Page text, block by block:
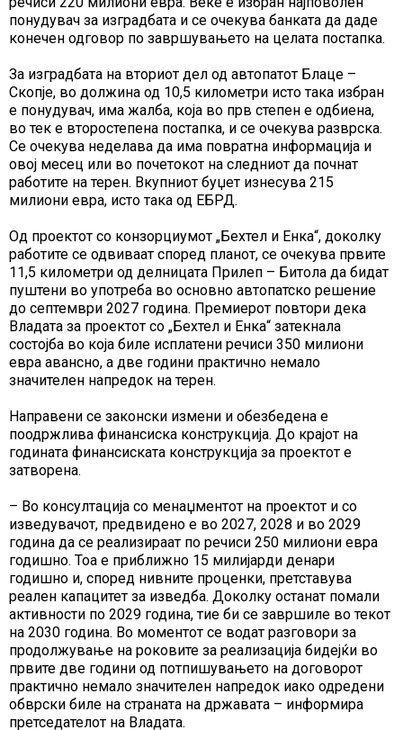
понудувач за изградбата и се очекува банката да даде
конечен одговор по завршувањето на целата постапка.
За изградбата на вториот дел од автопатот Блаце –
Скопје, во должина од 10,5 километри исто така избран
е понудувач, има жалба, која во прв степен е одбиена,
во тек е второстепена постапка, и се очекува разврска.
Се очекува неделава да има повратна информација и
овој месец или во почетокот на следниот да почнат
работите на терен. Вкупниот буџет изнесува 215
милиони евра, исто така од ЕБРД.
Од проектот со конзорциумот „Бехтел и Енка“, доколку
работите се одвиваат според планот, се очекува првите
11,5 километри од делницата Прилеп – Битола да бидат
пуштени во употреба во основно автопатско решение
до септември 2027 година. Премиерот повтори дека
Владата за проектот со „Бехтел и Енка“ затекнала
состојба во која биле исплатени речиси 350 милиони
евра авансно, а две години практично немало
значителен напредок на терен.
Направени се законски измени и обезбедена е
поодржлива финансиска конструкција. До крајот на
годината финансиската конструкција за проектот е
затворена.
– Во консултација со менаџментот на проектот и со
изведувачот, предвидено е во 2027, 2028 и во 2029
година да се реализираат по речиси 250 милиони евра
годишно. Тоа е приближно 15 милијарди денари
годишно и, според нивните проценки, претставува
реален капацитет за изведба. Доколку останат помали
активности по 2029 година, тие би се завршиле во текот
на 2030 година. Во моментот се водат разговори за
продолжување на роковите за реализација бидејќи во
првите две години од потпишувањето на договорот
практично немало значителен напредок иако одредени
обврски биле на страната на државата – информира
претседателот на Владата.